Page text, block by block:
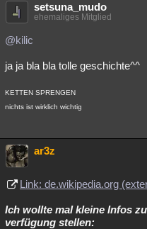
setsuna_mudo
ehemaliges Mitglied
@kilic
ja ja bla bla tolle geschichte^^
KETTEN SPRENGEN
nichts ist wirklich wichtig
ar3z
Link: de.wikipedia.org
Ich wollte mal kleine Infos
verfügung stellen: